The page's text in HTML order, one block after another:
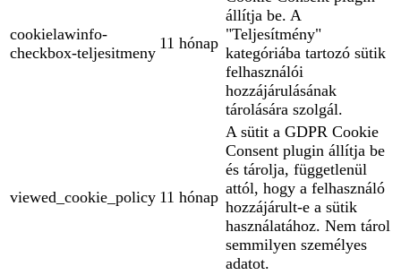
cookielawinfo-
checkbox-teljesitmeny
11 hónap
állítja be. A
"Teljesítmény"
kategóriába tartozó sütik
felhasználói
hozzájárulásának
tárolására szolgál.
viewed_cookie_policy 11 hónap
A sütit a GDPR Cookie
Consent plugin állítja be
és tárolja, függetlenül
attól, hogy a felhasználó
hozzájárult-e a sütik
használatához. Nem tárol
semmilyen személyes
adatot.